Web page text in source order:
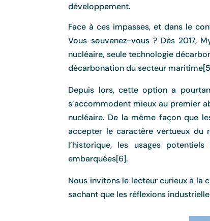
développement.
Face à ces impasses, et dans le
Vous souvenez-vous ? Dès 2017,
nucléaire, seule technologie
décarbonation du secteur
Depuis lors, cette option a
s’accommodent mieux au premier
nucléaire. De la même façon que
accepter le caractère vertueux du
l’historique, les usages
embarquées[6].
Nous invitons le lecteur curieux à la
sachant que les réflexions